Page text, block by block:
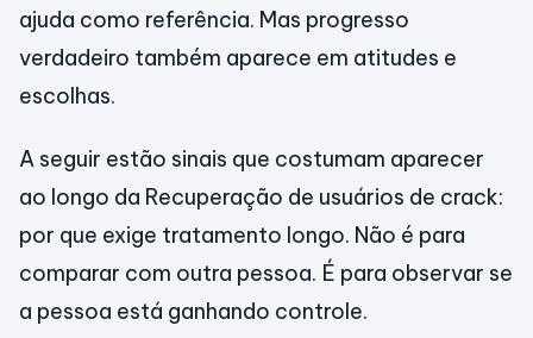
ajuda como referência. Mas progresso
verdadeiro também aparece em atitudes e
escolhas.
A seguir estão sinais que costumam aparecer
ao longo da Recuperação de usuários de crack:
por que exige tratamento longo. Não é para
comparar com outra pessoa. É para observar se
a pessoa está ganhando controle.